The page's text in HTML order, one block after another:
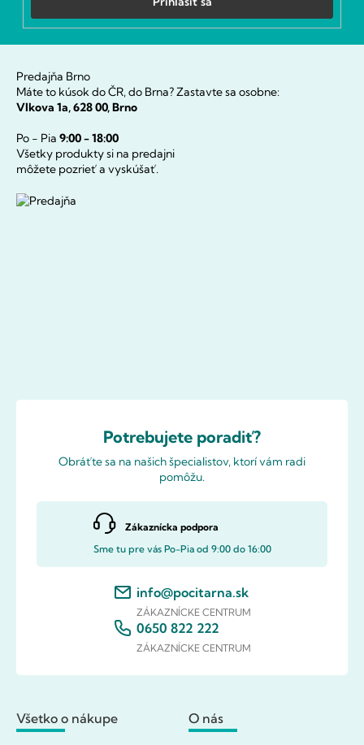
Predajňa Brno
Máte to kúsok do ČR, do Brna? Zastavte sa osobne:
Vlkova 1a, 628 00, Brno
Po - Pia 9:00 - 18:00
Všetky produkty si na predajni
môžete pozrieť a vyskúšať.
Potrebujete poradiť?
Obráťte sa na našich špecialistov, ktorí vám radi
pomôžu.
Zákaznícka podpora
Sme tu pre vás Po-Pia od 9:00 do 16:00
info@pocitarna.sk
ZÁKAZNÍCKE CENTRUM
0650 822 222
ZÁKAZNÍCKE CENTRUM
Všetko o nákupe O nás